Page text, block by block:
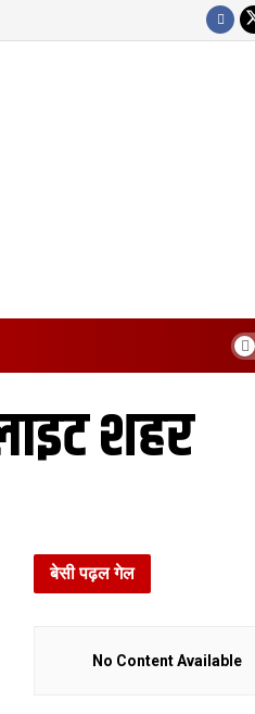
शहर
बेसी पढ़ल गेल
No Content Available